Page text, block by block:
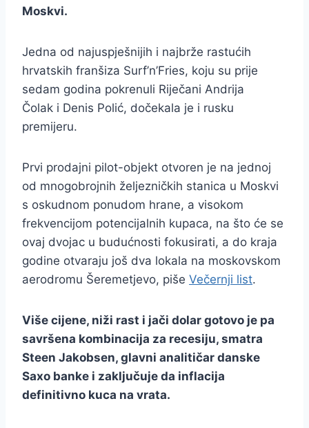
Moskvi.
Jedna od najuspješnijih i najbrže rastućih
hrvatskih franšiza Surf’n’Fries, koju su prije
sedam godina pokrenuli Riječani Andrija
Čolak i Denis Polić, dočekala je i rusku
premijeru.
Prvi prodajni pilot-objekt otvoren je na jednoj
od mnogobrojnih željezničkih stanica u Moskvi
s oskudnom ponudom hrane, a visokom
frekvencijom potencijalnih kupaca, na što će se
ovaj dvojac u budućnosti fokusirati, a do kraja
godine otvaraju još dva lokala na moskovskom
aerodromu Šeremetjevo, piše Večernji list.
Više cijene, niži rast i jači dolar gotovo je pa
savršena kombinacija za recesiju, smatra
Steen Jakobsen, glavni analitičar danske
Saxo banke i zaključuje da inflacija
definitivno kuca na vrata.